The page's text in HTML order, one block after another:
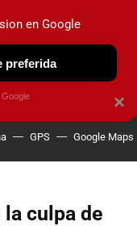
OBSERVATORIO
GPS Google Maps
culpa de
×
en Google
preferida